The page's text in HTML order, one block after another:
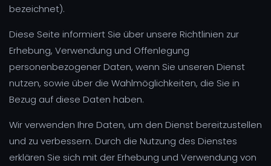
bezeichnet).
Diese Seite informiert Sie über unsere Richtlinien zur
Erhebung, Verwendung und Offenlegung
personenbezogener Daten, wenn Sie unseren Dienst
nutzen, sowie über die Wahlmöglichkeiten, die Sie in
Bezug auf diese Daten haben.
Wir verwenden Ihre Daten, um den Dienst bereitzustellen
und zu verbessern. Durch die Nutzung des Dienstes
erklären Sie sich mit der Erhebung und Verwendung von